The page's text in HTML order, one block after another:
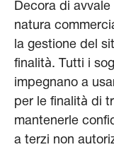
Decora di
natura
la gestione del
finalità. Tutti i
impegnano a
per le finalità di
mantenerle
a terzi non